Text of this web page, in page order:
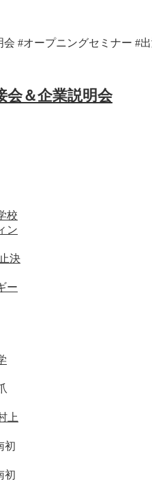
#オープニングセミナー #
会＆企業説明会
校
ン
決
ー
上
初
初